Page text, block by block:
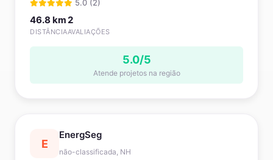
5.0 (2)
46.8 km
DISTÂNCIA
2
AVALIAÇÕES
5.0/5
Atende projetos na região
E
EnergSeg
não-classificada, NH